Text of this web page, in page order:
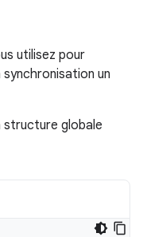
utilisez pour
un
globale